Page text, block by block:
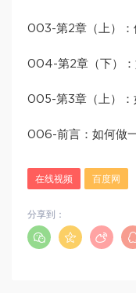
003-第2章（上）：
004-第2章（下）
005-第3章（上）：
006-前言：如何做
在线视频 百度网
分享到：